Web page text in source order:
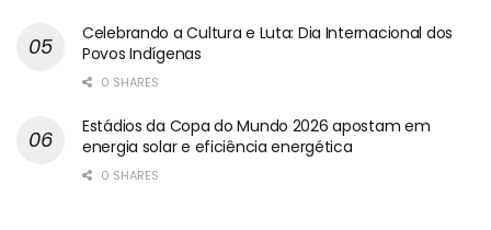
Celebrando a Cultura e Luta: Dia Internacional dos
Povos Indígenas
0 SHARES
Estádios da Copa do Mundo 2026 apostam em
energia solar e eficiência energética
0 SHARES